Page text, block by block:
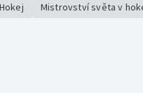
Hokej Mistrovství světa v